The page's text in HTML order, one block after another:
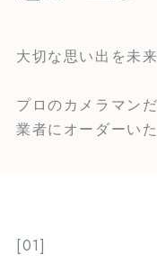
大切な思い出を未来
プロのカメラマン
業者にオーダーいた
[01]